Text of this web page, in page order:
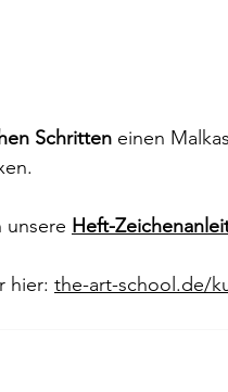
Schritten einen
unsere Heft-
hier: the-art-school.de/